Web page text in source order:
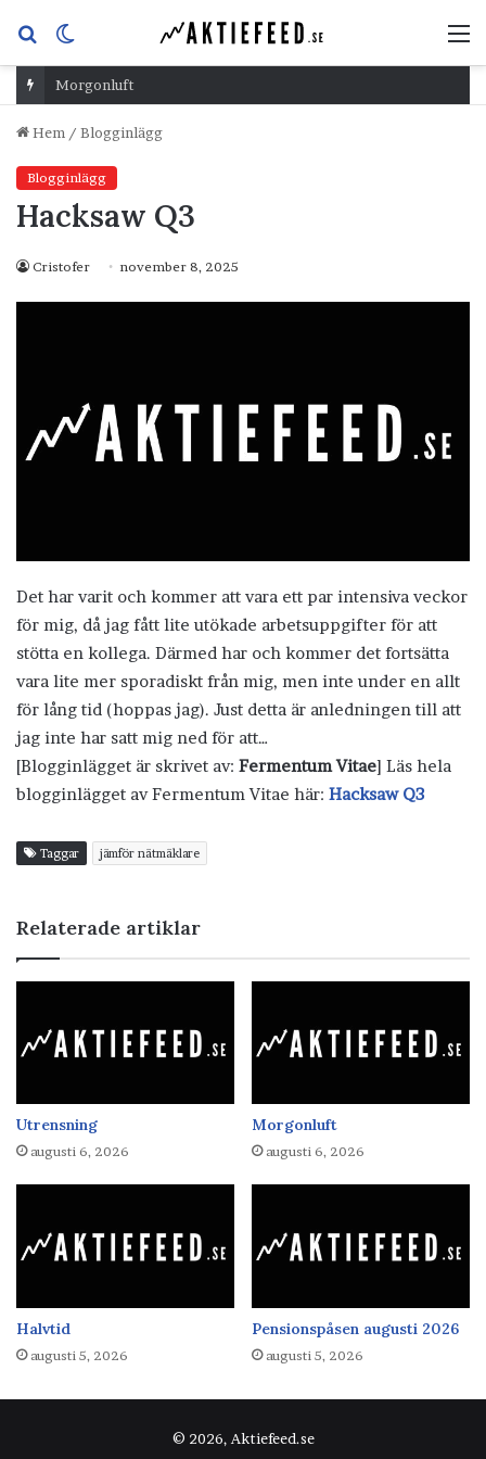
Sök
efterskin
Morgonluft
Hem / Blogginlägg
Blogginlägg
Hacksaw Q3
Cristofer november 8, 2025
Det har varit och kommer att vara ett par intensiva veckor
för mig, då jag fått lite utökade arbetsuppgifter för att
stötta en kollega. Därmed har och kommer det fortsätta
vara lite mer sporadiskt från mig, men inte under en allt
för lång tid (hoppas jag). Just detta är anledningen till att
jag inte har satt mig ned för att…
[Blogginlägget är skrivet av: Fermentum Vitae] Läs hela
blogginlägget av Fermentum Vitae här: Hacksaw Q3
Taggar jämför nätmäklare
Relaterade artiklar
Utrensning
augusti 6, 2026
Morgonluft
augusti 6, 2026
Halvtid
augusti 5, 2026
Pensionspåsen augusti 2026
augusti 5, 2026
© 2026, Aktiefeed.se